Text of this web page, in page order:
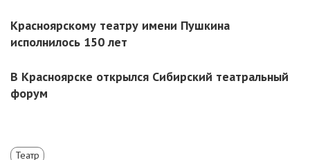
Красноярскому театру имени Пушкина
исполнилось 150 лет
В Красноярске открылся Сибирский театральный
форум
Театр